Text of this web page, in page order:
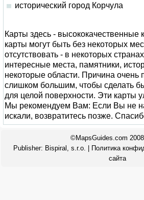
исторический город Корчула
Карты здесь - высококачественные
карты могут быть без некоторых
отсутствовать - в некоторых
интересные места, памятники,
некоторые области. Причина очень
слишком большим, чтобы сделать
для целой поверхности. Эти карты
Мы рекомендуем Вам: Если Вы не
искали, возвратитесь позже.
©MapsGuides.com
Publisher: Bispiral, s.r.o.
Политика
сайта